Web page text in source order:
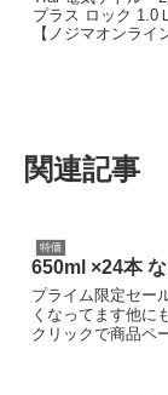
プラス ロック 1.0
【ノジマオンライ
関連記事
特価
650ml ×24本
プライム限定セー
くなってます他に
クリックで商品ペ